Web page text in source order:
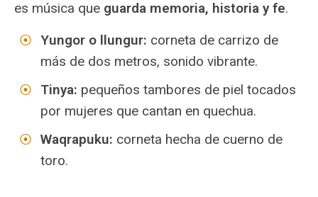
es música que guarda memoria, historia y fe.
Yungor o llungur: corneta de carrizo de
más de dos metros, sonido vibrante.
Tinya: pequeños tambores de piel tocados
por mujeres que cantan en quechua.
Waqrapuku: corneta hecha de cuerno de
toro.